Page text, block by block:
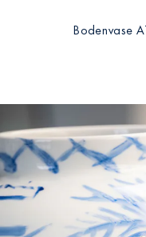
Bodenvase